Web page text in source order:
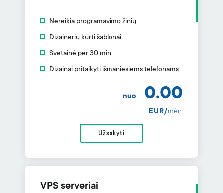
Nereikia programavimo žinių
Dizainerių kurti šablonai
Svetainė per 30 min.
Dizainai pritaikyti išmaniesiems telefonams
nuo 0.00
EUR/mėn.
Užsakyti
VPS serveriai